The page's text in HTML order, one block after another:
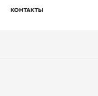
КОНТАКТЫ